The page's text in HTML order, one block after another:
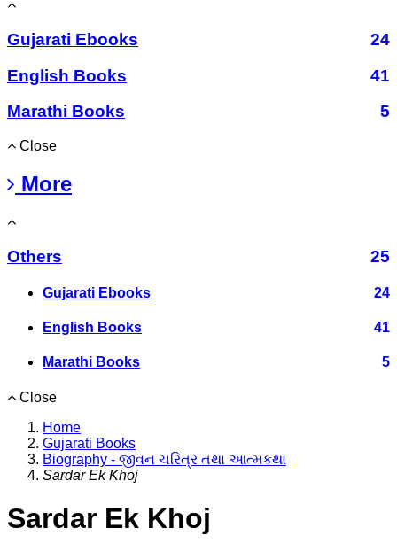
Gujarati Ebooks
24
English Books
41
Marathi Books
5
Close
More
Others 25
Gujarati Ebooks 24
English Books 41
Marathi Books 5
Close
Home
Gujarati Books
Biography - જીવન ચરિત્ર તથા આત્મકથા
Sardar Ek Khoj
Sardar Ek Khoj